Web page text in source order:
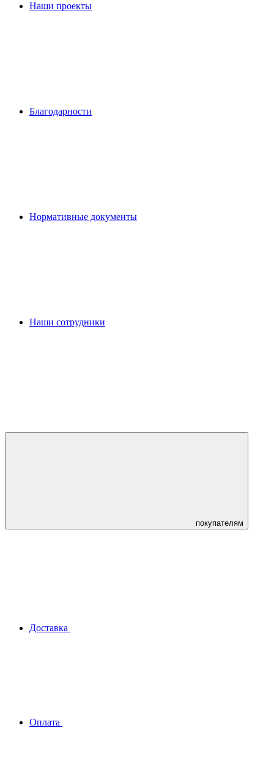
Наши проекты
Благодарности
Нормативные документы
Наши сотрудники
покупателям
Доставка
Оплата